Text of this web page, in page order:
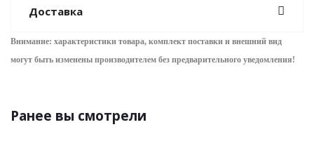
Доставка
Внимание: характеристики товара, комплект поставки и внешний вид
могут быть изменены производителем без предварительного уведомления!
Ранее вы смотрели